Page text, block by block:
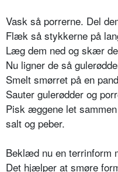
Vask så porrerne. Del
Flæk så stykkerne på
Læg dem ned og skær
Nu ligner de så
Smelt smørret på en
Sauter gulerødder og
Pisk æggene let
salt og peber.
Beklæd nu en terrinform
Det hjælper at smøre